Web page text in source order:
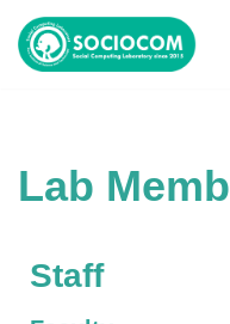
コ
へ
キ
ッ
Lab
Staff